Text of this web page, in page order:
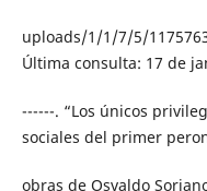
uploads/1/1/7/5/
Última consulta: 17 de
------. “Los únicos
sociales del primer
obras de Osvaldo